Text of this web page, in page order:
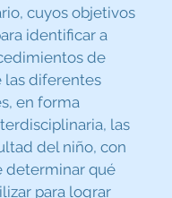
cuyos objetivos
identificar a
de
las diferentes
en forma
las
del niño, con
determinar qué
para lograr